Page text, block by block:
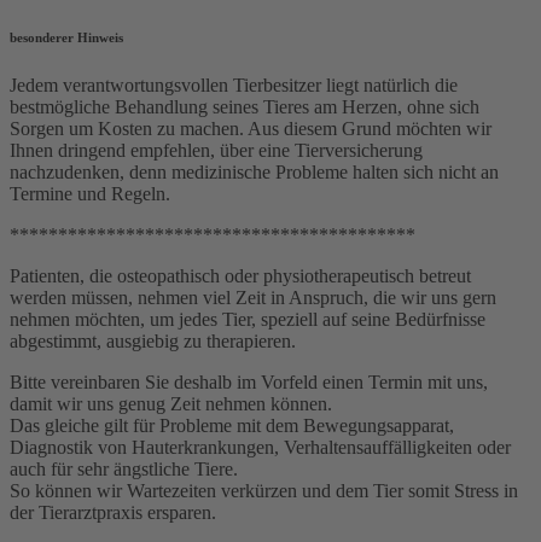
besonderer Hinweis
Jedem verantwortungsvollen Tierbesitzer liegt natürlich die
bestmögliche Behandlung seines Tieres am Herzen, ohne sich
Sorgen um Kosten zu machen. Aus diesem Grund möchten wir
Ihnen dringend empfehlen, über eine Tierversicherung
nachzudenken, denn medizinische Probleme halten sich nicht an
Termine und Regeln.
******************************************
Patienten, die osteopathisch oder physiotherapeutisch betreut
werden müssen, nehmen viel Zeit in Anspruch, die wir uns gern
nehmen möchten, um jedes Tier, speziell auf seine Bedürfnisse
abgestimmt, ausgiebig zu therapieren.
Bitte vereinbaren Sie deshalb im Vorfeld einen Termin mit uns,
damit wir uns genug Zeit nehmen können.
Das gleiche gilt für Probleme mit dem Bewegungsapparat,
Diagnostik von Hauterkrankungen, Verhaltensauffälligkeiten oder
auch für sehr ängstliche Tiere.
So können wir Wartezeiten verkürzen und dem Tier somit Stress in
der Tierarztpraxis ersparen.